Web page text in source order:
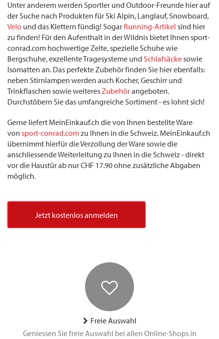
Unter anderem werden Sportler und Outdoor-Freunde hier auf
der Suche nach Produkten für Ski Alpin, Langlauf, Snowboard,
Velo und das Klettern fündig! Sogar Running-Artikel sind hier
zu finden! Für den Aufenthalt in der Wildnis bietet Ihnen sport-
conrad.com hochwertige Zelte, spezielle Schuhe wie
Bergschuhe, exzellente Tragesysteme und Schlafsäckesowie
Isomatten an. Das perfekte Zubehör finden Sie hier ebenfalls:
neben Stirnlampen werden auch Kocher, Geschirr und
Trinkflaschen sowie weiteresZubehörangeboten.
Durchstöbern Sie das umfangreiche Sortiment - es lohnt sich!
Gerne liefert MeinEinkauf.ch die von Ihnen bestellte Ware
von sport-conrad.comzu Ihnen in die Schweiz. MeinEinkauf.ch
übernimmt hierfür die Verzollung der Ware sowie die
anschliessende Weiterleitung zu Ihnen in die Schweiz - direkt
vor die Haustür ab nur CHF 17.90 ohne zusätzliche Abgaben
möglich.
Jetzt kostenlos anmelden
Freie Auswahl
Geniessen Sie freie Auswahl bei allen Online-Shops in